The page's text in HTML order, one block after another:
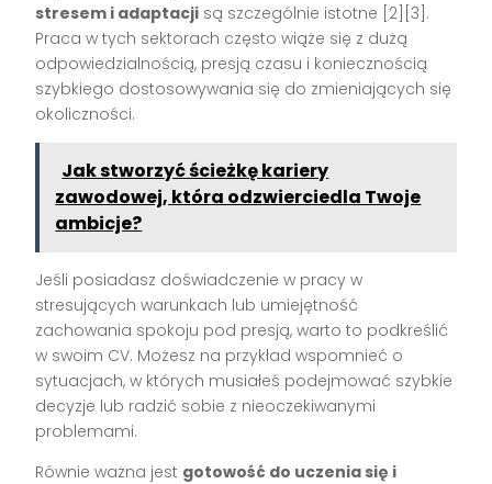
stresem i adaptacji są szczególnie istotne [2][3].
Praca w tych sektorach często wiąże się z dużą
odpowiedzialnością, presją czasu i koniecznością
szybkiego dostosowywania się do zmieniających się
okoliczności.
Jak stworzyć ścieżkę kariery
zawodowej, która odzwierciedla Twoje
ambicje?
Jeśli posiadasz doświadczenie w pracy w
stresujących warunkach lub umiejętność
zachowania spokoju pod presją, warto to podkreślić
w swoim CV. Możesz na przykład wspomnieć o
sytuacjach, w których musiałeś podejmować szybkie
decyzje lub radzić sobie z nieoczekiwanymi
problemami.
Równie ważna jest gotowość do uczenia się i